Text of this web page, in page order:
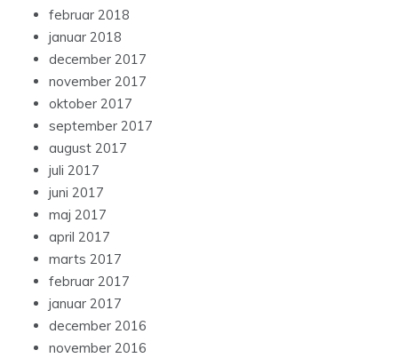
februar 2018
januar 2018
december 2017
november 2017
oktober 2017
september 2017
august 2017
juli 2017
juni 2017
maj 2017
april 2017
marts 2017
februar 2017
januar 2017
december 2016
november 2016